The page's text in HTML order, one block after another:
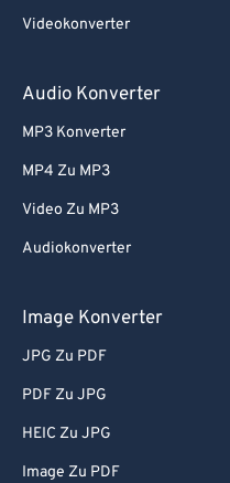
Videokonverter
Audio Konverter
MP3 Konverter
MP4 Zu MP3
Video Zu MP3
Audiokonverter
Image Konverter
JPG Zu PDF
PDF Zu JPG
HEIC Zu JPG
Image Zu PDF